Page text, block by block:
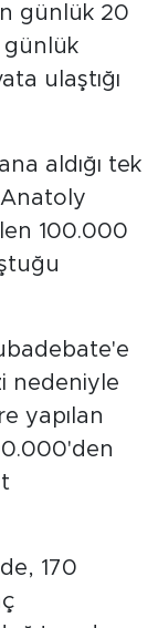
günlük 20
günlük
ulaştığı
aldığı tek
Anatoly
100.000
nedeniyle
yapılan
170